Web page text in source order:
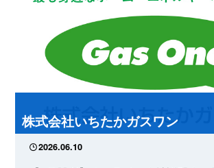
株式会社いちたかガスワン
2026.06.10